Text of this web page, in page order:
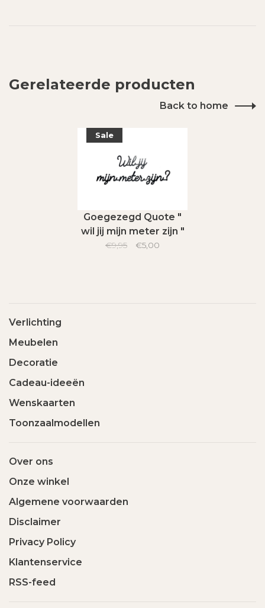
Gerelateerde producten
Back to home
Sale
Goegezegd Quote "
wil jij mijn meter zijn "
€9,95 €5,00
Verlichting
Meubelen
Decoratie
Cadeau-ideeën
Wenskaarten
Toonzaalmodellen
Over ons
Onze winkel
Algemene voorwaarden
Disclaimer
Privacy Policy
Klantenservice
RSS-feed